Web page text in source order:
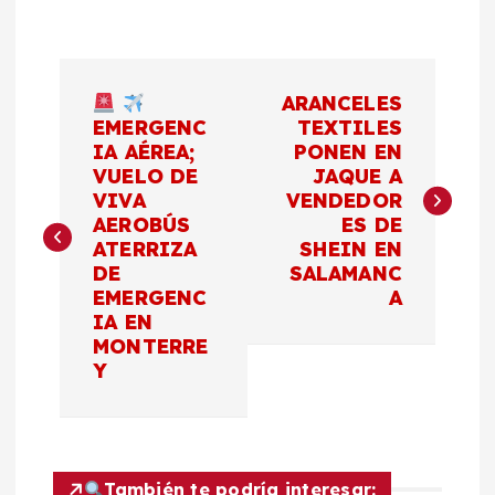
e
EMERGENC
IA AÉREA;
VUELO DE
VIVA
AEROBÚS
ATERRIZA
DE
EMERGENC
IA EN
MONTERRE
Y
ARANCELES
TEXTILES
PONEN EN
JAQUE A
VENDEDOR
ES DE
SHEIN EN
SALAMANC
A
También te podría interesar: